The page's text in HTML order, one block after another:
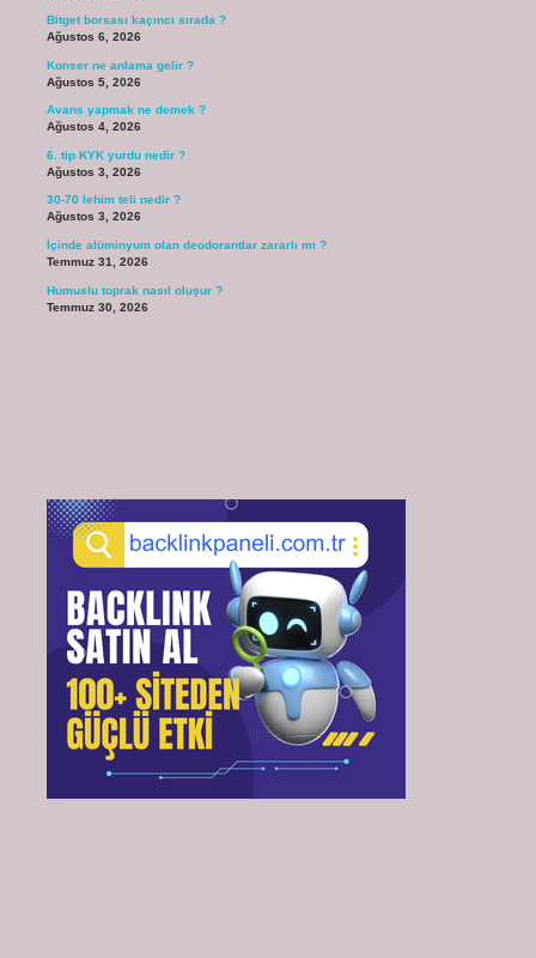
Bitget borsası kaçıncı sırada ?
Ağustos 6, 2026
Konser ne anlama gelir ?
Ağustos 5, 2026
Avans yapmak ne demek ?
Ağustos 4, 2026
6. tip KYK yurdu nedir ?
Ağustos 3, 2026
30-70 lehim teli nedir ?
Ağustos 3, 2026
İçinde alüminyum olan deodorantlar zararlı mı ?
Temmuz 31, 2026
Humuslu toprak nasıl oluşur ?
Temmuz 30, 2026